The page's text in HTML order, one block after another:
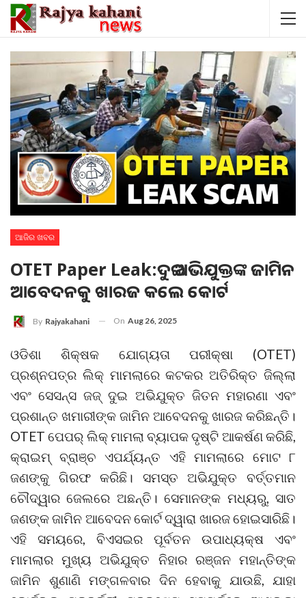
ଆଜିର ଖବର
OTET Paper Leak:ଦୁଇ ଅଭିଯୁକ୍ତଙ୍କ ଜାମିନ
ଆବେଦନକୁ ଖାରଜ କଲେ କୋର୍ଟ
By Rajyakahani On Aug 26, 2025
ଓଡିଶା ଶିକ୍ଷକ ଯୋଗ୍ୟତା ପରୀକ୍ଷା (OTET)
ପ୍ରଶ୍ନପତ୍ର ଲିକ୍ ମାମଲାରେ କଟକର ଅତିରିକ୍ତ ଜିଲ୍ଲା
ଏବଂ ସେସନ୍ସ ଜଜ୍ ଦୁଇ ଅଭିଯୁକ୍ତ ଜିତନ ମହାରଣା ଏବଂ
ପ୍ରଶାନ୍ତ ଖମାରୀଙ୍କ ଜାମିନ ଆବେଦନକୁ ଖାରଜ କରିଛନ୍ତି।
OTET ପେପର୍ ଲିକ୍ ମାମଲା ବ୍ୟାପକ ଦୃଷ୍ଟି ଆକର୍ଷଣ କରିଛି,
କ୍ରାଇମ୍ ବ୍ରାଞ୍ଚ ଏପର୍ଯ୍ୟନ୍ତ ଏହି ମାମଲାରେ ମୋଟ ୮
ଜଣଙ୍କୁ ଗିରଫ କରିଛି। ସମସ୍ତ ଅଭିଯୁକ୍ତ ବର୍ତ୍ତମାନ
ଚୌଦ୍ୱାର ଜେଲରେ ଅଛନ୍ତି। ସେମାନଙ୍କ ମଧ୍ୟରୁ, ସାତ
ଜଣଙ୍କ ଜାମିନ ଆବେଦନ କୋର୍ଟ ଦ୍ୱାରା ଖାରଜ ହୋଇସାରିଛି।
ଏହି ସମୟରେ, ବିଏସଇର ପୂର୍ବତନ ଉପାଧ୍ୟକ୍ଷ ଏବଂ
ମାମଲାର ମୁଖ୍ୟ ଅଭିଯୁକ୍ତ ନିହାର ରଞ୍ଜନ ମହାନ୍ତିଙ୍କ
ଜାମିନ ଶୁଣାଣି ମଙ୍ଗଳବାର ଦିନ ହେବାକୁ ଯାଉଛି, ଯାହା